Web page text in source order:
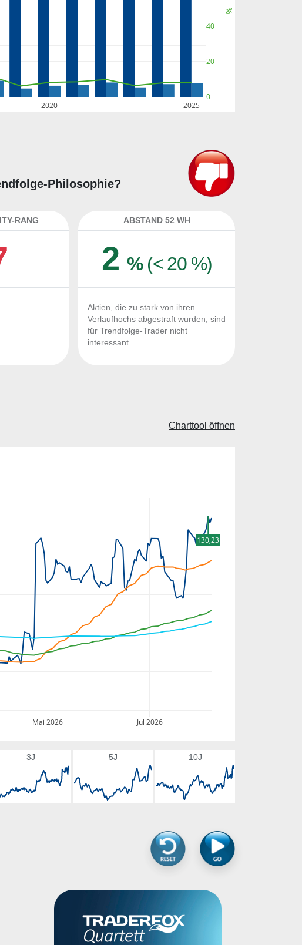
2020 2025
0
20
40
%
Philosophie?
RANG ABSTAND 52 WH
2% (< 20 %)
Aktien, die zu stark von ihren
Verlaufhochs abgestraft wurden, sind
für Trendfolge-Trader nicht
interessant.
Charttool öffnen
Mai 2026 Jul 2026
130,23
3J 5J 10J